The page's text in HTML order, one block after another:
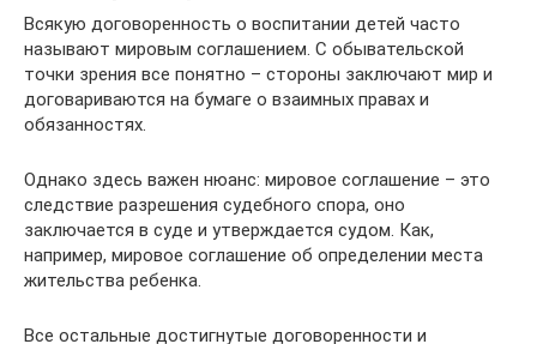
Всякую договоренность о воспитании детей часто
называют мировым соглашением. С обывательской
точки зрения все понятно – стороны заключают мир и
договариваются на бумаге о взаимных правах и
обязанностях.
Однако здесь важен нюанс: мировое соглашение – это
следствие разрешения судебного спора, оно
заключается в суде и утверждается судом. Как,
например, мировое соглашение об определении места
жительства ребенка.
Все остальные достигнутые договоренности и